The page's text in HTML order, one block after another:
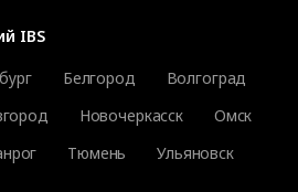
IBS
Белгород
Волгоград
Новочеркасск
Омск
Тюмень
Ульяновск